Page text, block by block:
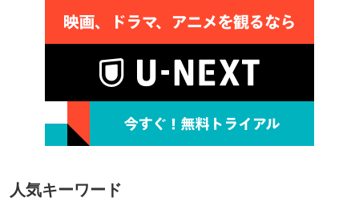
人気キーワード